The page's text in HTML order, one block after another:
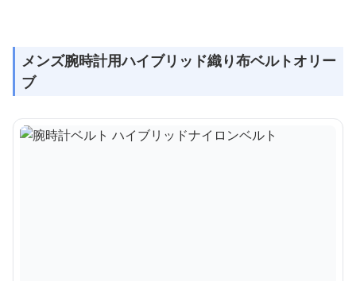
メンズ腕時計用ハイブリッド織り布ベルトオリー
ブ